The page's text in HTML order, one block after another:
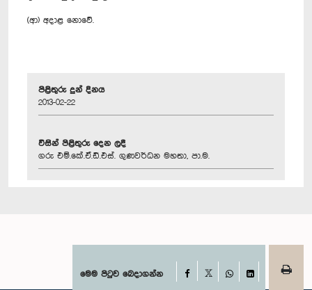
(ආ) අදාළ නොවේ.
පිළිතුරු දුන් දිනය
2013-02-22
විසින් පිළිතුරු දෙන ලදී
ගරු එම්.කේ.ඒ.ඩී.එස්. ගුණවර්ධන මහතා, පා.ම.
මෙම පිටුව බෙදාගන්න Facebook
WhatsAppLinkedIn